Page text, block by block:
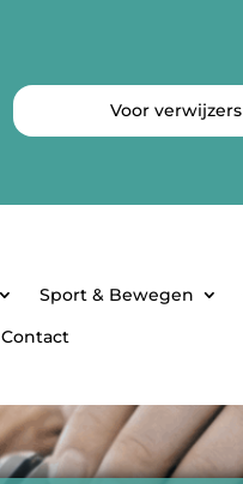
Voor verwijzers
Sport & Bewegen
Contact